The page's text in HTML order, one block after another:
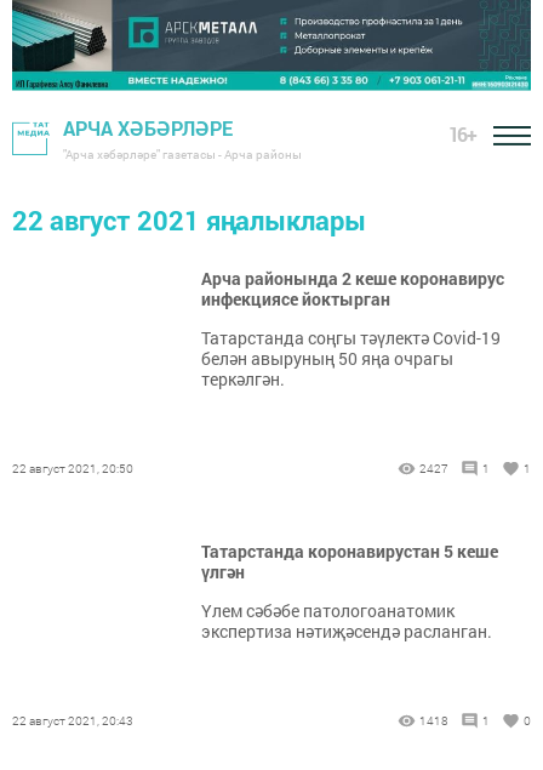
АРЧА ХӘБӘРЛӘРЕ
"Арча хәбәрләре" газетасы - Арча районы
16+
22 август 2021 яңалыклары
Арча районында 2 кеше коронавирус
инфекциясе йоктырган
Татарстанда соңгы тәүлектә Covid-19
белән авыруның 50 яңа очрагы
теркәлгән.
22 август 2021, 20:50 2427 1 1
Татарстанда коронавирустан 5 кеше
үлгән
Үлем сәбәбе патологоанатомик
экспертиза нәтиҗәсендә расланган.
22 август 2021, 20:43 1418 1 0